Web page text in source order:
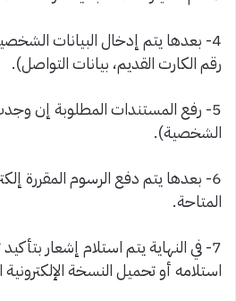
4- بعدها يتم إدخال البيانات
رقم الكارت القديم، بيانات التواصل).
5- رفع المستندات المطلوبة إن
الشخصية).
6- بعدها يتم دفع الرسوم المقررة
المتاحة.
7- في النهاية يتم استلام إشعار
استلامه أو تحميل النسخة الإلكترونية